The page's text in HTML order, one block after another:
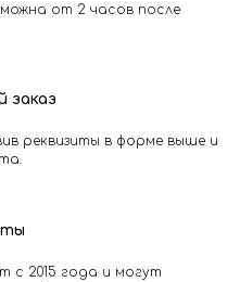
от 2 часов после
заказ
реквизиты в форме выше и
2015 года и могут